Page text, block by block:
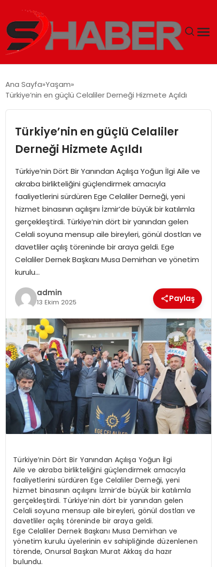
MAGAZIN
TEKNOLOJI
SPOR
EKONOMI
SIYASET
EĞITIM
YAŞAM
Ana Sayfa Yaşam
Türkiye’nin en güçlü Celaliler Derneği Hizmete Açıldı
Türkiye’nin en güçlü Celaliler
Derneği Hizmete Açıldı
Türkiye’nin Dört Bir Yanından Açılışa Yoğun İlgi Aile ve
akraba birlikteliğini güçlendirmek amacıyla
faaliyetlerini sürdüren Ege Celaliler Derneği, yeni
hizmet binasının açılışını İzmir’de büyük bir katılımla
gerçekleştirdi. Türkiye’nin dört bir yanından gelen
Celali soyuna mensup aile bireyleri, gönül dostları ve
davetliler açılış töreninde bir araya geldi. Ege
Celaliler Dernek Başkanı Musa Demirhan ve yönetim
kurulu…
admin
13 Ekim 2025 Paylaş
Türkiye’nin Dört Bir Yanından Açılışa Yoğun İlgi
Aile ve akraba birlikteliğini güçlendirmek amacıyla
faaliyetlerini sürdüren Ege Celaliler Derneği, yeni
hizmet binasının açılışını İzmir’de büyük bir katılımla
gerçekleştirdi. Türkiye’nin dört bir yanından gelen
Celali soyuna mensup aile bireyleri, gönül dostları ve
davetliler açılış töreninde bir araya geldi.
Ege Celaliler Dernek Başkanı Musa Demirhan ve
yönetim kurulu üyelerinin ev sahipliğinde düzenlenen
törende, Onursal Başkan Murat Akkaş da hazır
bulundu.